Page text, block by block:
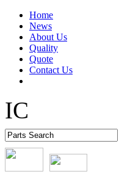
Home
News
About Us
Quality
Quote
Contact Us
IC